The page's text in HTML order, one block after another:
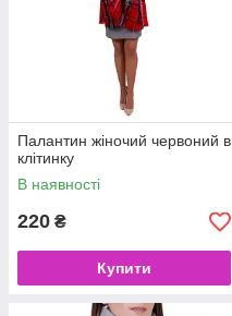
Палантин жіночий червоний в
клітинку
В наявності
220 ₴
Купити